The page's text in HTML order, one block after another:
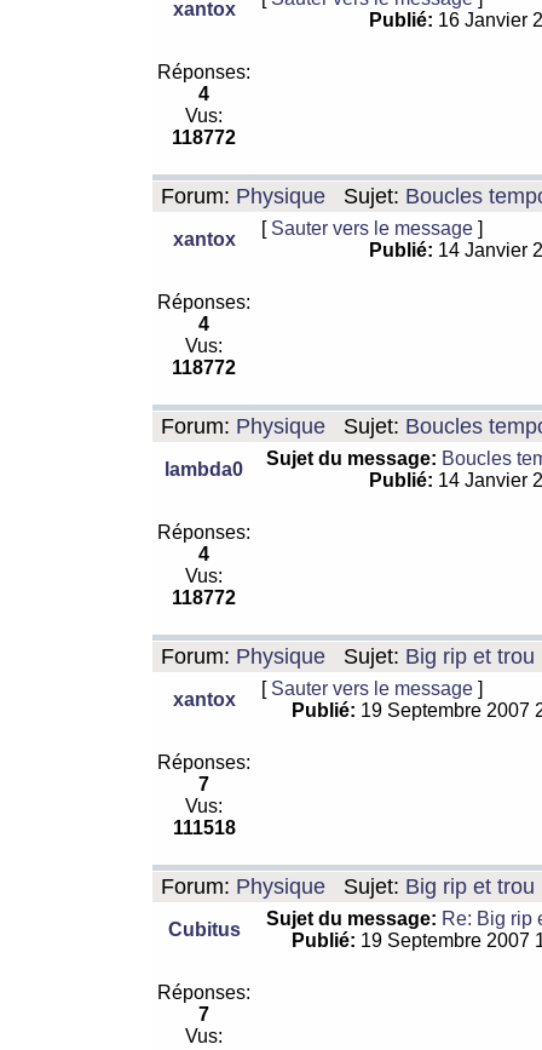
xantox
Publié: 16 Janvier
Réponses:
4
Vus:
118772
Forum: Physique Sujet: Boucles
xantox
[ Sauter vers le message ]
Publié: 14 Janvier
Réponses:
4
Vus:
118772
Forum: Physique Sujet: Boucles
lambda0
Sujet du message: Boucles
Publié: 14 Janvier
Réponses:
4
Vus:
118772
Forum: Physique Sujet: Big rip et trou
xantox
[ Sauter vers le message ]
Publié: 19 Septembre 2007
Réponses:
7
Vus:
111518
Forum: Physique Sujet: Big rip et trou
Cubitus
Sujet du message: Re: Big rip
Publié: 19 Septembre 2007
Réponses:
7
Vus: